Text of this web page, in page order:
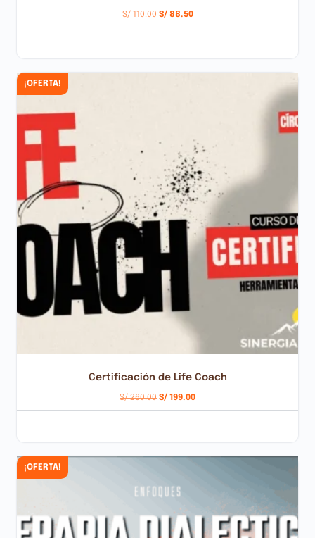
S/110.00 S/88.50
¡OFERTA!
Certificación de Life Coach
S/260.00 S/ 199.00
¡OFERTA!